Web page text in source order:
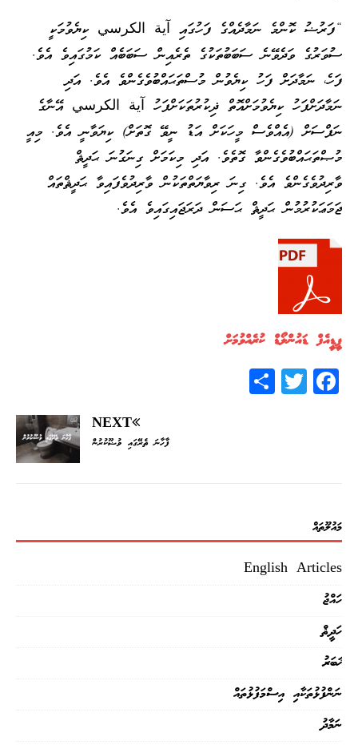
“ފަރުޟު ކޮންމެ ނަމާދެއްގެ ފަހުގައި آية الكرسي ކިޔެވުމަކީ
ސުވަރުގެ ވަދެވޭނެ ސަބަބުތަކުގެ ތެރެއިން ސަބަބެއް ކަމުގައިވެ އެވެ.
ފަހެ، ނަމާދަށް ފަހު ކިޔެވުން މުސްތަޙައްބުވެގެންވެ އެވެ. އަދި
ނަމާދަށްފަހު ކިޔެވުމަށްއޮތް ޛިކުރުތަކަށްފަހު آية الكرسي އޭނާގެ
ނަފްސަށް (އެއްވެސް މީހަކަށް އަޑު ނީވޭ ގޮތަށް) ކިޔަވާނީ އެވެ. މިއީ
މުޞްތަޙައްބުވެގެންވާ ގޮތެވެ. އަދި މިކަމަށް ގިނަގުނަ ޙަދީޘް
ވާރިދުވެގެންވެ އެވެ. ގިނަ ރިވާޔަތްތަކުން ވާރިދުވެފައިވާ ޙަދީޘްތައް
ޖަމަޢަކުރުމުން ޙަދީޘް ޙަސަން ދަރަޖައިގައިވެ އެވެ.
ޕީޑީއެފް ޑައުންލޯޑް ކުރެއްވުމަށް
F
ac
T
wi
NEXT
ފާހާނަ ތެރޭގައި ވުޟޫކުރުން
މައުލޫތައް
English Articles
ހައްޖު
ހަދީޘް
ޚަބަރު
ނަންފުޅުތަކާއި އިސްމަފުޅުތައް
ނަމާދު